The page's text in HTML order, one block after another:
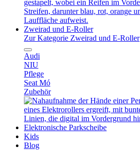
Zweirad und E-Roller
Zur Kategorie Zweirad und E-Roller
Audi
NIU
Pflege
Seat Mó
Zubehör
Elektronische Parkscheibe
Kids
Blog